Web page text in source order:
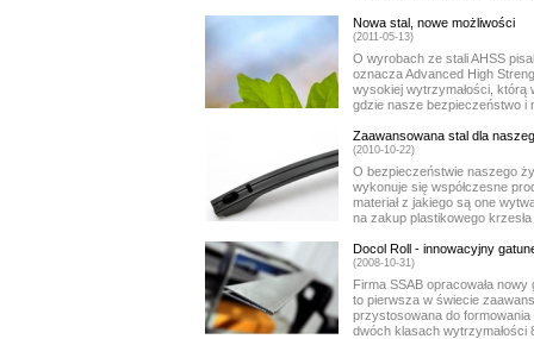
Nowa stal, nowe możliwości
(2011-05-13)
O wyrobach ze stali AHSS
oznacza Advanced High
wysokiej wytrzymałości,
gdzie nasze bezpieczeństwo i
Zaawansowana stal dla
(2010-10-22)
O bezpieczeństwie naszego
wykonuje się współczesne
materiał z jakiego są one
na zakup plastikowego
Docol Roll - innowacyjny
(2008-10-31)
Firma SSAB opracowała
to pierwsza w świecie
przystosowana do
dwóch klasach wytrzymałości